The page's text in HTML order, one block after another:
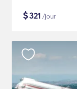
$321 /jour